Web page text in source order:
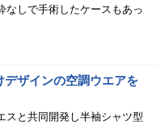
なしで手術したケースもあっ
ザインの空調ウエアを
スと共同開発し半袖シャツ型